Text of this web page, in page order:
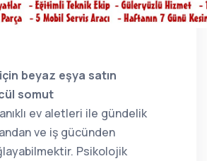
beyaz eşya satın
somut
ev aletleri ile gündelik
ve iş gücünden
Psikolojik